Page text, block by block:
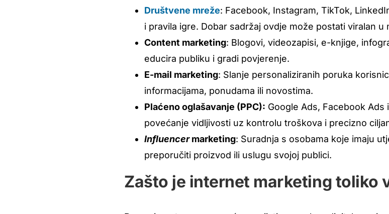
Društvene mreže: Facebook, Instagram, TikTok,
i pravila igre. Dobar sadržaj ovdje može postati viralan u
Content marketing: Blogovi, videozapisi, e-knjige,
educira publiku i gradi povjerenje.
E-mail marketing: Slanje personaliziranih poruka
informacijama, ponudama ili novostima.
Plaćeno oglašavanje (PPC): Google Ads, Facebook
povećanje vidljivosti uz kontrolu troškova i precizno
Influencermarketing: Suradnja s osobama koje imaju
preporučiti proizvod ili uslugu svojoj publici.
Zašto je internet marketing toliko